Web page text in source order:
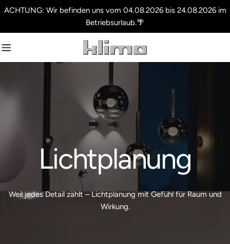
Zum
ACHTUNG: Wir befinden uns vom 04.08.2026 bis 24.08.2026 im
Betriebsurlaub.🌴
Lichtplanung
Weil jedes Detail zählt – Lichtplanung mit Gefühl für Raum und
Wirkung.